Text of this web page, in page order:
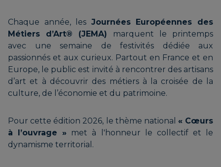
Chaque année, les Journées Européennes des
Métiers d’Art® (JEMA) marquent le printemps
avec une semaine de festivités dédiée aux
passionnés et aux curieux. Partout en France et en
Europe, le public est invité à rencontrer des artisans
d’art et à découvrir des métiers à la croisée de la
culture, de l’économie et du patrimoine.
Pour cette édition 2026, le thème national « Cœurs
à l’ouvrage » met à l'honneur le collectif et le
dynamisme territorial.